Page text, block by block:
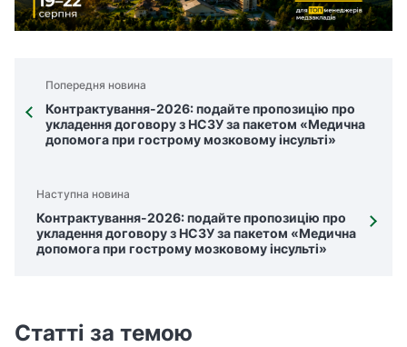
Попередня новина
Контрактування-2026: подайте пропозицію про
укладення договору з НСЗУ за пакетом «Медична
допомога при гострому мозковому інсульті»
Наступна новина
Контрактування-2026: подайте пропозицію про
укладення договору з НСЗУ за пакетом «Медична
допомога при гострому мозковому інсульті»
Статті за темою